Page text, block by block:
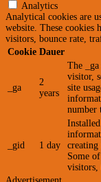
Analytics
Analytical cookies are
website. These
visitors, bounce rate,
Cookie Dauer
_ga
2
years
The
visitor,
site
number
_gid 1 day
creating
Some
visitors,